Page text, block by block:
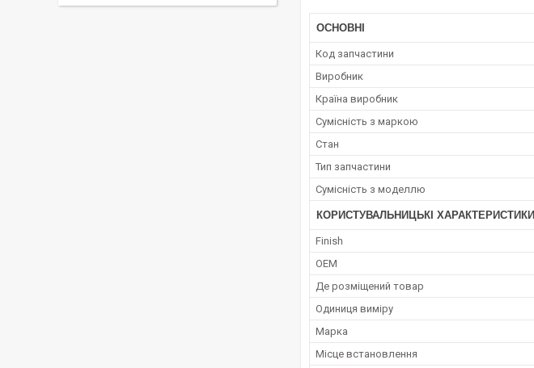
ОСНОВНІ
Код запчастини
Виробник
Країна виробник
Сумісність з маркою
Стан
Тип запчастини
Сумісність з моделлю
КОРИСТУВАЛЬНИЦЬКІ ХАРАКТЕРИСТИКИ
Finish
OEM
Де розміщений товар
Одиниця виміру
Марка
Місце встановлення